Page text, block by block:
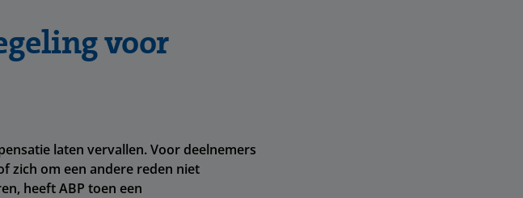
voor
laten vervallen. Voor deelnemers
zich om een andere reden niet
heeft ABP toen een